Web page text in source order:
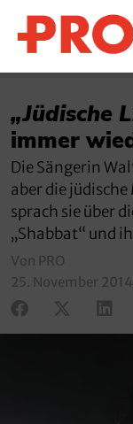
„Jüdische
immer
Die Sängerin
aber die
sprach sie über
„Shabbat“ und
Von PRO
25. November 2014